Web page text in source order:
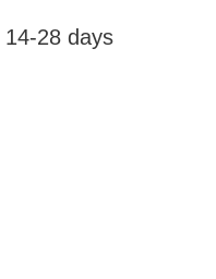
14-28 days